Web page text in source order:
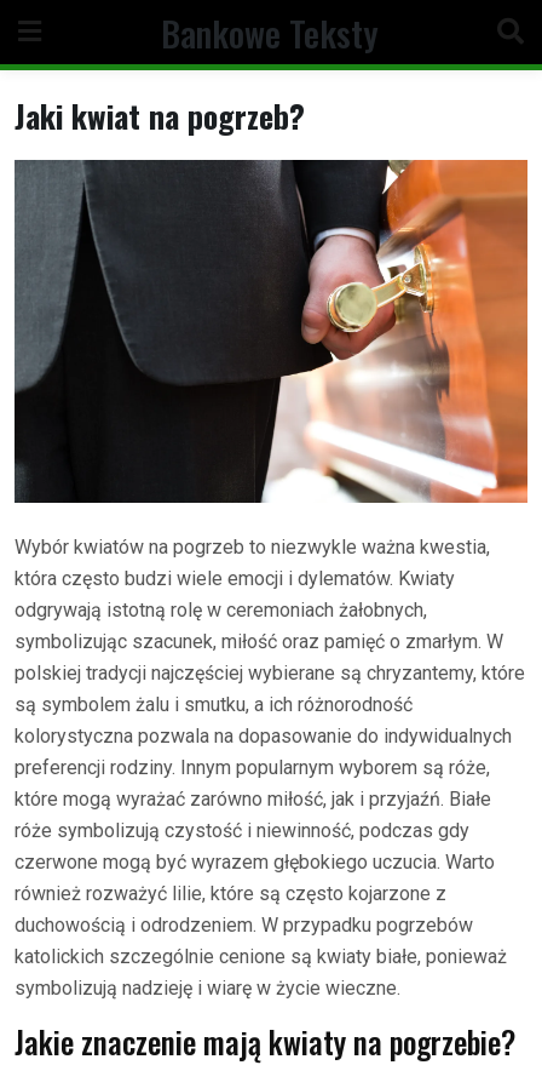
content
Bankowe Teksty
Jaki kwiat na pogrzeb?
Wybór kwiatów na pogrzeb to niezwykle ważna kwestia,
która często budzi wiele emocji i dylematów. Kwiaty
odgrywają istotną rolę w ceremoniach żałobnych,
symbolizując szacunek, miłość oraz pamięć o zmarłym. W
polskiej tradycji najczęściej wybierane są chryzantemy, które
są symbolem żalu i smutku, a ich różnorodność
kolorystyczna pozwala na dopasowanie do indywidualnych
preferencji rodziny. Innym popularnym wyborem są róże,
które mogą wyrażać zarówno miłość, jak i przyjaźń. Białe
róże symbolizują czystość i niewinność, podczas gdy
czerwone mogą być wyrazem głębokiego uczucia. Warto
również rozważyć lilie, które są często kojarzone z
duchowością i odrodzeniem. W przypadku pogrzebów
katolickich szczególnie cenione są kwiaty białe, ponieważ
symbolizują nadzieję i wiarę w życie wieczne.
Jakie znaczenie mają kwiaty na pogrzebie?